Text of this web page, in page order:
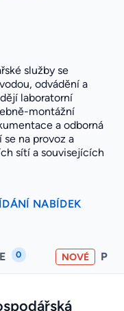
služby se
odvádění a
laboratorní
montážní
a odborná
na provoz a
sítí a souvisejících
NABÍDEK
0 NOVÉ